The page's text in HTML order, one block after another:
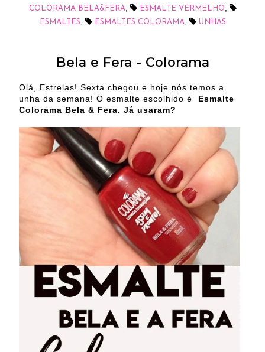
COLORAMA BELA&FERA
ESMALTE VERMELHO
ESMALTES ESMALTES COLORAMA UNHAS
Bela e Fera - Colorama
Olá, Estrelas! Sexta chegou e hoje nós temos a
unha da semana! O esmalte escolhido é
Esmalte
Colorama Bela & Fera. Já usaram?